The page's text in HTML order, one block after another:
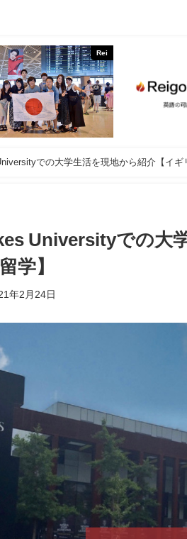
Rei
での大学生活を現地から紹介【イギ
Universityでの大
学】
年2月24日